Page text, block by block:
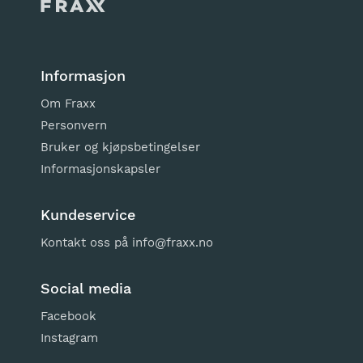
Informasjon
Om Fraxx
Personvern
Bruker og kjøpsbetingelser
Informasjonskapsler
Kundeservice
Kontakt oss på info@fraxx.no
Social media
Facebook
Instagram